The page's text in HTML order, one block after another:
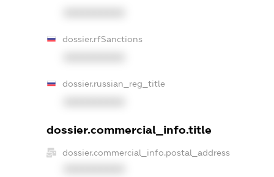
dossier.rfSanctions
dossier.russian_reg_title
dossier.commercial_info.title
dossier.commercial_info.postal_address